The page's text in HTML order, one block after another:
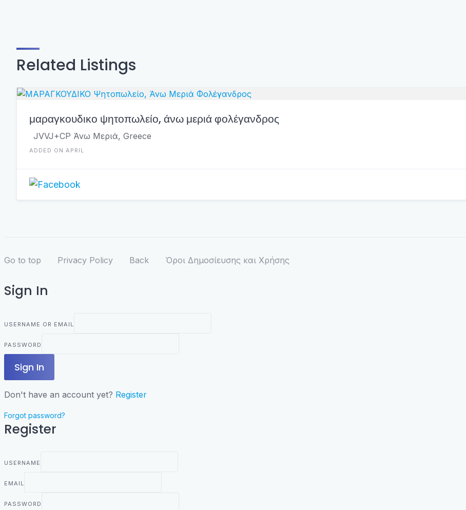
Related Listings
μαραγκουδικο ψητοπωλείο, άνω μεριά φολέγανδρος
JVVJ+CP Άνω Μεριά, Greece
ADDED ON APRIL
Go to top Privacy Policy Back Όροι Δημοσίευσης και Χρήσης
Sign In
USERNAME OR EMAIL
PASSWORD
Sign In
Don't have an account yet? Register
Forgot password?
Register
USERNAME
EMAIL
PASSWORD